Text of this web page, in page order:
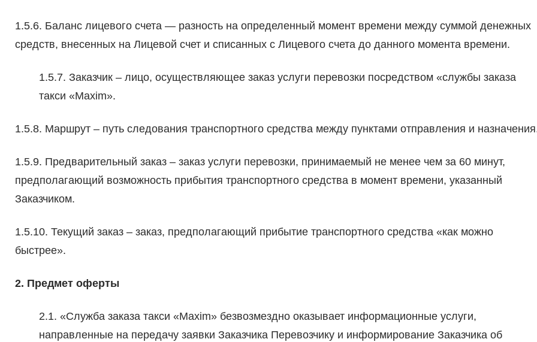
1.5.6. Баланс лицевого счета — разность на определенный момент времени между суммой денежных
средств, внесенных на Лицевой счет и списанных с Лицевого счета до данного момента времени.
1.5.7. Заказчик – лицо, осуществляющее заказ услуги перевозки посредством «службы заказа
такси «Maxim».
1.5.8. Маршрут – путь следования транспортного средства между пунктами отправления и
1.5.9. Предварительный заказ – заказ услуги перевозки, принимаемый не менее чем за 60 минут,
предполагающий возможность прибытия транспортного средства в момент времени, указанный
Заказчиком.
1.5.10. Текущий заказ – заказ, предполагающий прибытие транспортного средства «как можно
быстрее».
2. Предмет оферты
2.1. «Служба заказа такси «Maxim» безвозмездно оказывает информационные услуги,
направленные на передачу заявки Заказчика Перевозчику и информирование Заказчика об